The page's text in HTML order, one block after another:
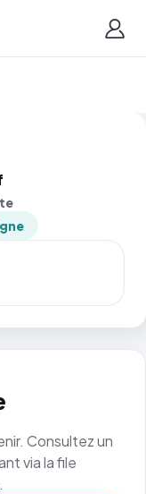
Consultez un
via la file